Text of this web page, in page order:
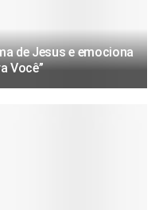
de Jesus e emociona
Você”